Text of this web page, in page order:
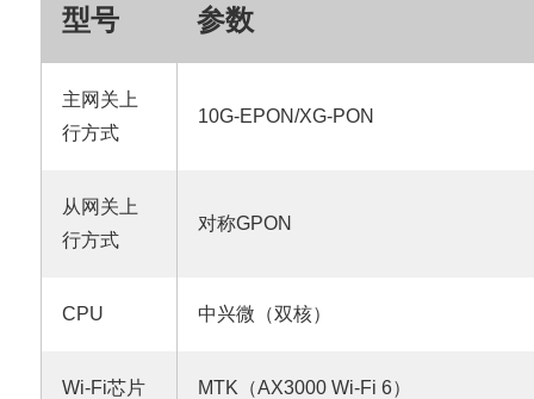
型号 参数
主网关上
行方式
10G-EPON/XG-PON
从网关上
行方式
对称GPON
CPU 中兴微（双核）
Wi-Fi芯片 MTK（AX3000 Wi-Fi 6）